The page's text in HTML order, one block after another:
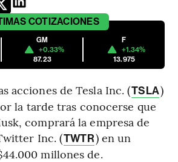
COTIZACIONES
GM
+0.33%
87.23
F
+1.34%
13.975
acciones de Tesla Inc. (TSLA)
la tarde tras conocerse que
comprará la empresa de
Inc. (TWTR) en un
millones de.